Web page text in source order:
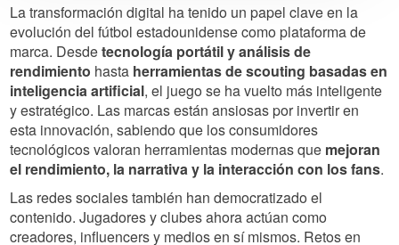
La transformación digital ha tenido un papel clave en la
evolución del fútbol estadounidense como plataforma de
marca. Desdetecnología portátil y análisis de
rendimiento hasta herramientas de scouting basadas en
inteligencia artificial, el juego se ha vuelto más inteligente
y estratégico. Las marcas están ansiosas por invertir en
esta innovación, sabiendo que los consumidores
tecnológicos valoran herramientas modernas que mejoran
el rendimiento, la narrativa y la interacción con los fans.
Las redes sociales también han democratizado el
contenido. Jugadores y clubes ahora actúan como
creadores, influencers y medios en sí mismos. Retos en